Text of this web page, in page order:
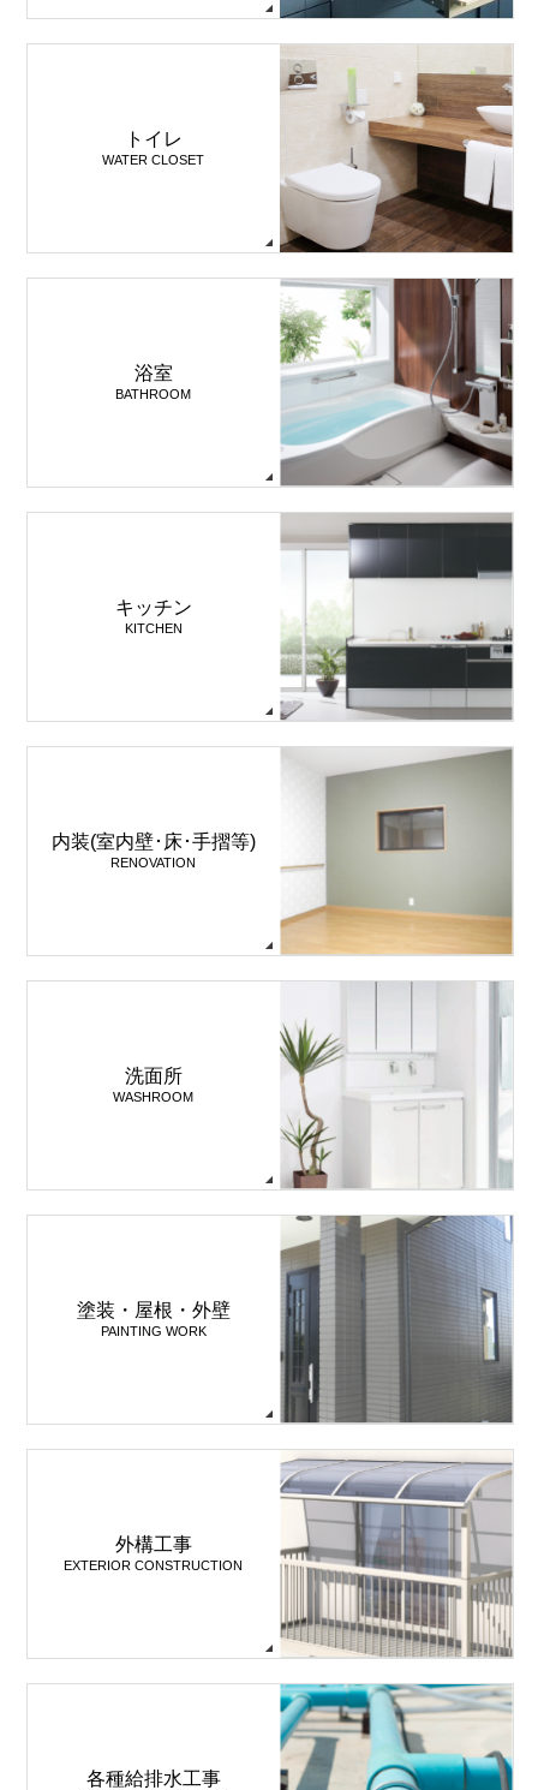
トイレ
WATER CLOSET
浴室
BATHROOM
キッチン
KITCHEN
内装(室内壁･床･手摺等)
RENOVATION
洗面所
WASHROOM
塗装・屋根・外壁
PAINTING WORK
外構工事
EXTERIOR CONSTRUCTION
各種給排水工事